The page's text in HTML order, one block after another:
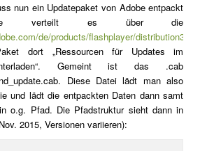
nun ein Updatepaket von Adobe entpackt
verteilt es über die
de/products/flashplayer/distribution3.html
dort „Ressourcen für Updates im
Gemeint ist das .cab
Diese Datei lädt man also
und lädt die entpackten Daten dann samt
o.g. Pfad. Die Pfadstruktur sieht dann in
2015, Versionen variieren):